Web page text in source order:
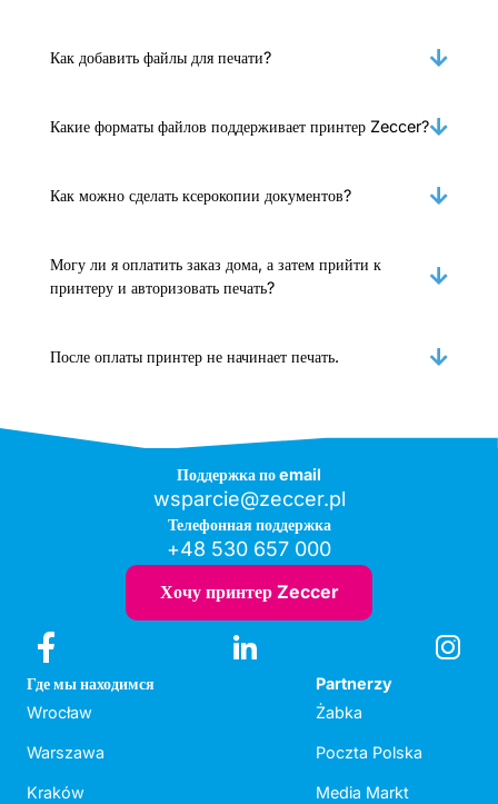
Как добавить файлы для печати?
Какие форматы файлов поддерживает принтер Zeccer?
Как можно сделать ксерокопии документов?
Могу ли я оплатить заказ дома, а затем прийти к
принтеру и авторизовать печать?
После оплаты принтер не начинает печать.
Поддержка по email
wsparcie@zeccer.pl
Телефонная поддержка
+48 530 657 000
Хочу принтер Zeccer
Где мы находимся
Wrocław
Warszawa
Kraków
Partnerzy
Żabka
Poczta Polska
Media Markt